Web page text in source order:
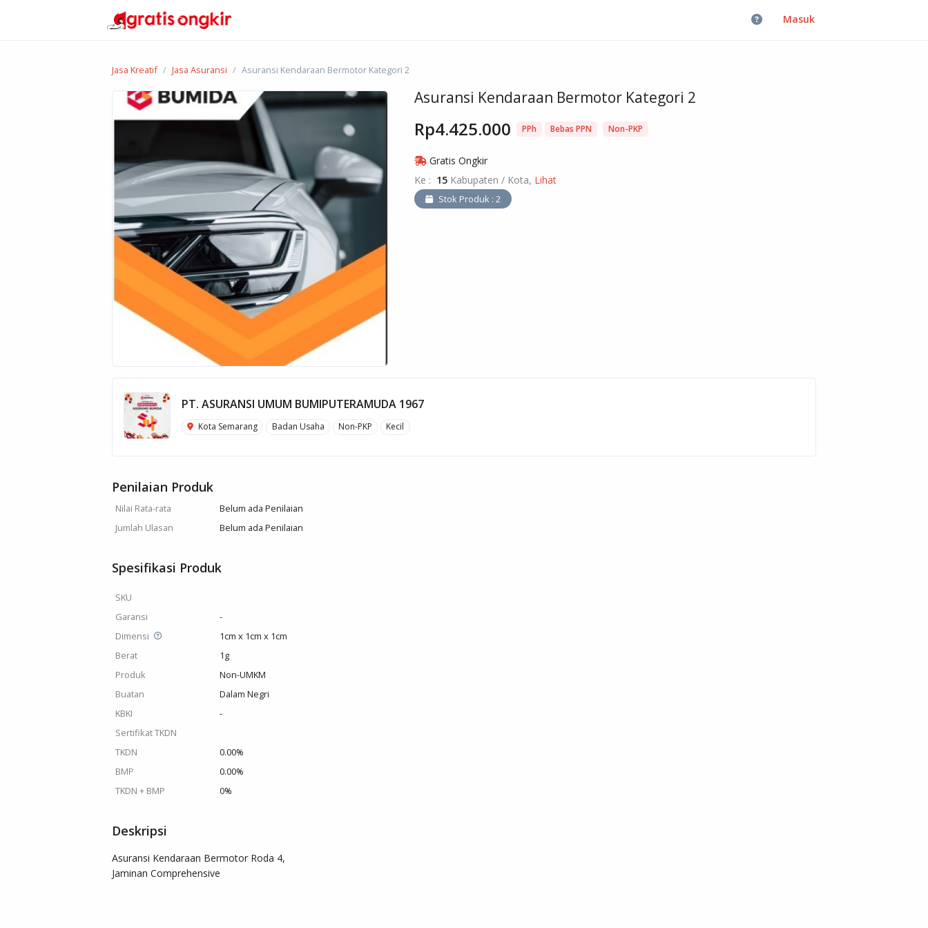
Masuk
Jasa Kreatif Jasa Asuransi Asuransi Kendaraan Bermotor Kategori 2
Asuransi Kendaraan Bermotor Kategori 2
Rp4.425.000 PPh Bebas PPN Non-PKP
Gratis Ongkir
Ke : 15Kabupaten / Kota, Lihat
Stok Produk : 2
PT. ASURANSI UMUM BUMIPUTERAMUDA 1967
Kota Semarang Badan Usaha Non-PKP Kecil
Penilaian Produk
Nilai Rata-rata
Belum ada Penilaian
Jumlah Ulasan
Belum ada Penilaian
Spesifikasi Produk
SKU
Garansi
-
Dimensi
1cm x 1cm x 1cm
Berat
1g
Produk
Non-UMKM
Buatan
Dalam Negri
KBKI
-
Sertifikat TKDN
TKDN
0.00%
BMP
0.00%
TKDN + BMP
0%
Deskripsi
Asuransi Kendaraan Bermotor Roda 4,
Jaminan Comprehensive